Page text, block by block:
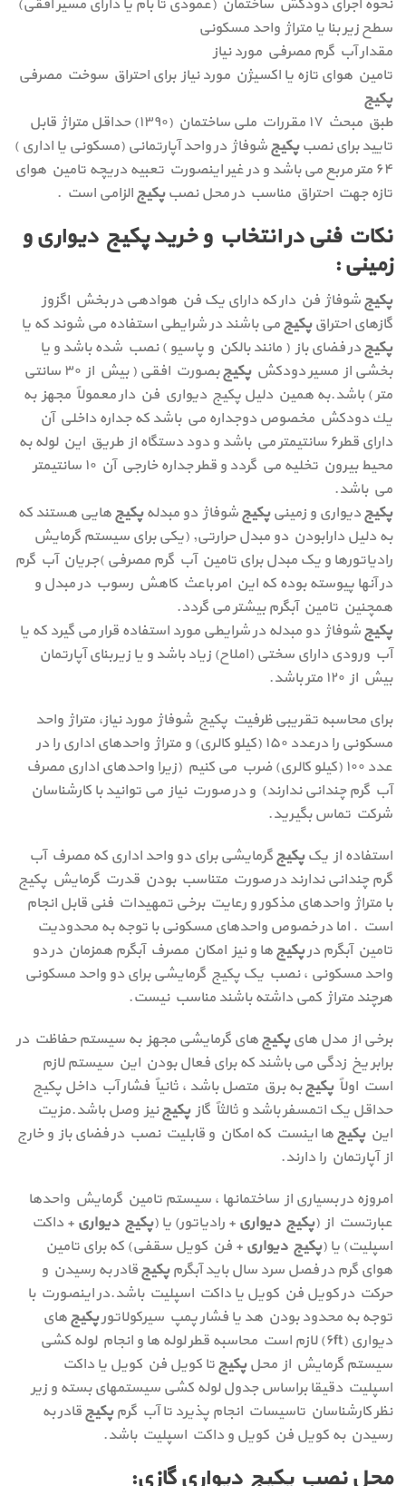
نحوه اجرای دودكش ساختمان (عمودی تا بام یا دارای مسیر افقی)
سطح زیر بنا یا متراژ واحد مسکونی
مقدار آب گرم مصرفي مورد نیاز
تامين هوای تازه یا اكسيژن مورد نياز برای احتراق سوخت مصرفی
پکیج
طبق مبحث ۱۷ مقررات ملی ساختمان (۱۳۹۰) حداقل متراژ قابل
تایید برای نصبپکیجشوفاژ در واحد آپارتمانی (مسکونی یا اداری )
۶۴ متر مربع می باشد و در غیر اینصورت تعبیه دریچه تامین هوای
تازه جهت احتراق مناسب در محل نصبپکیجالزامی است .
نکات فنی در انتخاب و خرید پکیج دیواری و
زمینی :
پکیجشوفاژ فن دار که دارای یک فن هوادهی در بخش اگزوز
گازهای احتراقپکیجمی باشند در شرایطی استفاده می شوند که یا
پکیجدر فضای باز ( مانند بالکن و پاسیو ) نصب شده باشد و یا
بخشی از مسیر دودکشپکیج
بصورت افقی ( بیش از ۳۰ سانتی
متر ) باشد.به همين دليل پكيج ديواري فن دار معمولاً مجهز به
يك دودكش مخصوص دوجداره مي باشد كه جداره داخلي آن
دارای قطر۶ سانتيمتر مي باشد و دود دستگاه از طريق اين لوله به
محيط بيرون تخليه مي گردد و قطر جداره خارجي آن ۱۰ سانتيمتر
مي باشد.
پکیجدیواری و زمینیپکیجشوفاژ دو مبدلهپکیجهایی هستند که
به دلیل دارابودن دو مبدل حرارتی, (یکی برای سیستم گرمایش
رادیاتورها و یک مبدل برای تامین آب گرم مصرفی )جریان آب گرم
در آنها پیوسته بوده که این امر باعث کاهش رسوب در مبدل و
همچنین تامین آبگرم بیشتر می گردد.
پکیجشوفاژ دو مبدله در شرایطی مورد استفاده قرار می گیرد که یا
آب ورودی دارای سختی (املاح) زیاد باشد و یا زیربنای آپارتمان
بیش از ۱۲۰ متر باشد.
برای محاسبه تقریبی ظرفیت پکيج شوفاژ مورد نیاز، متراژ واحد
مسکونی را درعدد ۱۵۰ (کیلو کالری) و متراژ واحدهای اداری را در
عدد ۱۰۰ (کیلو کالری) ضرب می کنیم (زیرا واحدهای اداری مصرف
آب گرم چندانی ندارند) و در صورت نیاز می توانید با کارشناسان
شرکت تماس بگیرید.
استفاده از یکپکیجگرمایشی برای دو واحد اداری که مصرف آب
گرم چندانی ندارند در صورت متناسب بودن قدرت گرمایش پکيج
با متراژ واحدهای مذکور و رعایت برخی تمهیدات فنی قابل انجام
است . اما در خصوص واحدهای مسکونی با توجه به محدودیت
تامین آبگرم درپکیجها و نیز امکان مصرف آبگرم همزمان در دو
واحد مسکونی ، نصب یک پکيج گرمایشی برای دو واحد مسکونی
هرچند متراژ کمی داشته باشند مناسب نیست.
برخی از مدل هایپکیجهای گرمایشی مجهز به سیستم حفاظت در
برابر یخ زدگی می باشند که برای فعال بودن این سیستم لازم
است اولاًپکیجبه برق متصل باشد ، ثانیاً فشار آب داخل پکيج
حداقل یک اتمسفر باشد و ثالثاً گازپکیجنیز وصل باشد.مزیت
اینپکیجها اینست که امکان و قابلیت نصب در فضای باز و خارج
از آپارتمان را دارند.
امروزه در بسیاری از ساختمانها ، سیستم تامین گرمایش واحدها
عبارتست از (پکیج دیواری + رادیاتور) یا (پکیج دیواری + داکت
اسپلیت) یا (پکیج دیواری + فن کویل سقفی) که برای تامین
هوای گرم در فصل سرد سال باید آبگرمپکیجقادر به رسیدن و
حرکت در کویل فن کویل یا داکت اسپلیت باشد.در اینصورت با
توجه به محدود بودن هد یا فشار پمپ سیرکولاتورپکیجهای
دیواری (۶ft) لازم است محاسبه قطر لوله ها و انجام لوله کشی
سیستم گرمایش از محلپکیجتا کویل فن کویل یا داکت
اسپلیت دقیقا براساس جدول لوله کشی سیستمهای بسته و زیر
نظر کارشناسان تاسیسات انجام پذیرد تا آب گرمپکیجقادر به
رسیدن به کویل فن کویل و داکت اسپلیت باشد.
محل نصب پکیج دیواری گازی: